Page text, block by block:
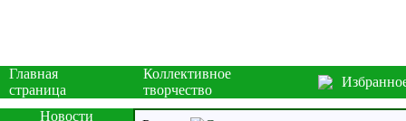
Главная
страница
Коллективное
творчество
Новости